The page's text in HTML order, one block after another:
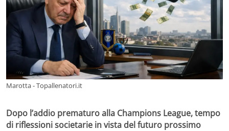
Marotta - Topallenatori.it
Dopo l’addio prematuro alla Champions League, tempo
di riflessioni societarie in vista del futuro prossimo